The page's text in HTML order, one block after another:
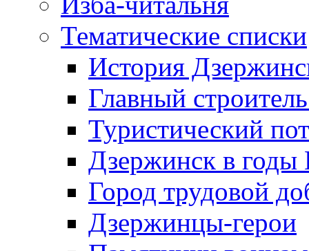
Тематические списки
История
Главный
Туристический
Дзержинск в
Город трудовой
Дзержинцы-герои